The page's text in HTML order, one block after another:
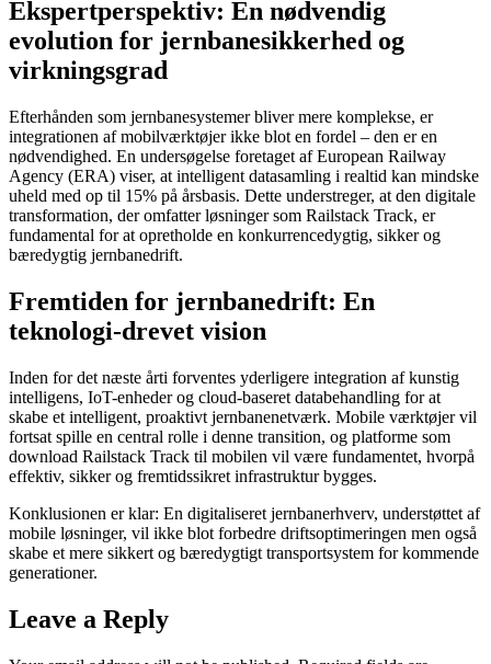
Ekspertperspektiv: En nødvendig
evolution for jernbanesikkerhed og
virkningsgrad
Efterhånden som jernbanesystemer bliver mere komplekse, er
integrationen af mobilværktøjer ikke blot en fordel – den er en
nødvendighed. En undersøgelse foretaget af European Railway
Agency (ERA) viser, at intelligent datasamling i realtid kan mindske
uheld med op til 15% på årsbasis. Dette understreger, at den digitale
transformation, der omfatter løsninger som Railstack Track, er
fundamental for at opretholde en konkurrencedygtig, sikker og
bæredygtig jernbanedrift.
Fremtiden for jernbanedrift: En
teknologi-drevet vision
Inden for det næste årti forventes yderligere integration af kunstig
intelligens, IoT-enheder og cloud-baseret databehandling for at
skabe et intelligent, proaktivt jernbanenetværk. Mobile værktøjer vil
fortsat spille en central rolle i denne transition, og platforme som
download Railstack Track til mobilen vil være fundamentet, hvorpå
effektiv, sikker og fremtidssikret infrastruktur bygges.
Konklusionen er klar: En digitaliseret jernbanerhverv, understøttet af
mobile løsninger, vil ikke blot forbedre driftsoptimeringen men også
skabe et mere sikkert og bæredygtigt transportsystem for kommende
generationer.
Leave a Reply